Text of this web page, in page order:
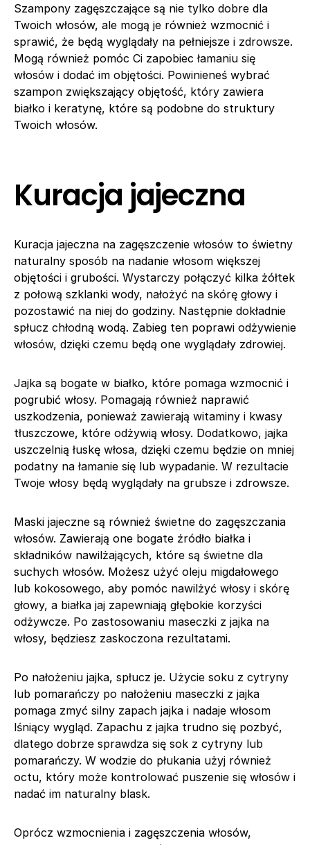
Szampony zagęszczające są nie tylko dobre dla
Twoich włosów, ale mogą je również wzmocnić i
sprawić, że będą wyglądały na pełniejsze i zdrowsze.
Mogą również pomóc Ci zapobiec łamaniu się
włosów i dodać im objętości. Powinieneś wybrać
szampon zwiększający objętość, który zawiera
białko i keratynę, które są podobne do struktury
Twoich włosów.
Kuracja jajeczna
Kuracja jajeczna na zagęszczenie włosów to świetny
naturalny sposób na nadanie włosom większej
objętości i grubości. Wystarczy połączyć kilka żółtek
z połową szklanki wody, nałożyć na skórę głowy i
pozostawić na niej do godziny. Następnie dokładnie
spłucz chłodną wodą. Zabieg ten poprawi odżywienie
włosów, dzięki czemu będą one wyglądały zdrowiej.
Jajka są bogate w białko, które pomaga wzmocnić i
pogrubić włosy. Pomagają również naprawić
uszkodzenia, ponieważ zawierają witaminy i kwasy
tłuszczowe, które odżywią włosy. Dodatkowo, jajka
uszczelnią łuskę włosa, dzięki czemu będzie on mniej
podatny na łamanie się lub wypadanie. W rezultacie
Twoje włosy będą wyglądały na grubsze i zdrowsze.
Maski jajeczne są również świetne do zagęszczania
włosów. Zawierają one bogate źródło białka i
składników nawilżających, które są świetne dla
suchych włosów. Możesz użyć oleju migdałowego
lub kokosowego, aby pomóc nawilżyć włosy i skórę
głowy, a białka jaj zapewniają głębokie korzyści
odżywcze. Po zastosowaniu maseczki z jajka na
włosy, będziesz zaskoczona rezultatami.
Po nałożeniu jajka, spłucz je. Użycie soku z cytryny
lub pomarańczy po nałożeniu maseczki z jajka
pomaga zmyć silny zapach jajka i nadaje włosom
lśniący wygląd. Zapachu z jajka trudno się pozbyć,
dlatego dobrze sprawdza się sok z cytryny lub
pomarańczy. W wodzie do płukania użyj również
octu, który może kontrolować puszenie się włosów i
nadać im naturalny blask.
Oprócz wzmocnienia i zagęszczenia włosów,